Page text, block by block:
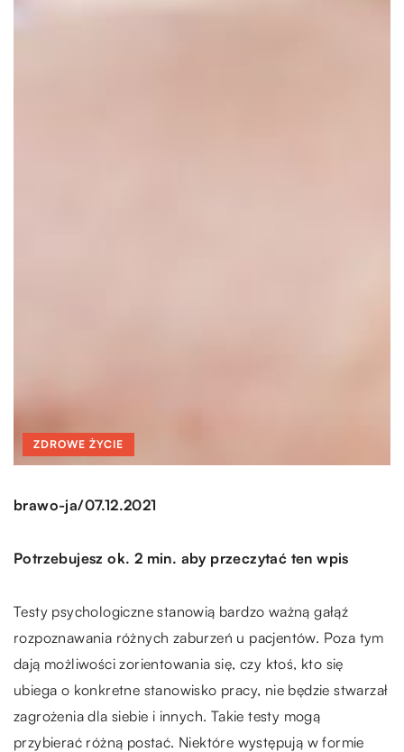
ZDROWE ŻYCIE
brawo-ja/07.12.2021
Potrzebujesz ok. 2 min. aby przeczytać ten wpis
Testy psychologiczne stanowią bardzo ważną gałąź
rozpoznawania różnych zaburzeń u pacjentów. Poza tym
dają możliwości zorientowania się, czy ktoś, kto się
ubiega o konkretne stanowisko pracy, nie będzie stwarzał
zagrożenia dla siebie i innych. Takie testy mogą
przybierać różną postać. Niektóre występują w formie